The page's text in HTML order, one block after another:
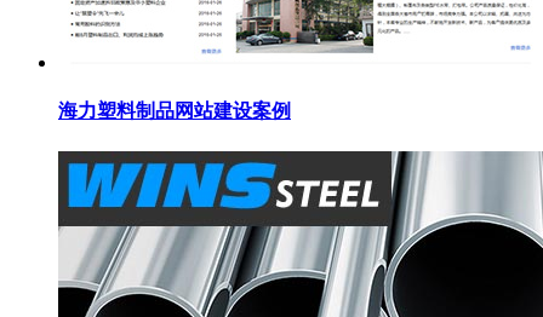
海力塑料制品网站建设案例